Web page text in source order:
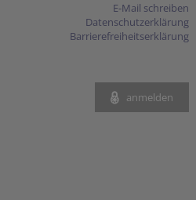
E-Mail schreiben
Datenschutzerklärung
Barrierefreiheitserklärung
anmelden